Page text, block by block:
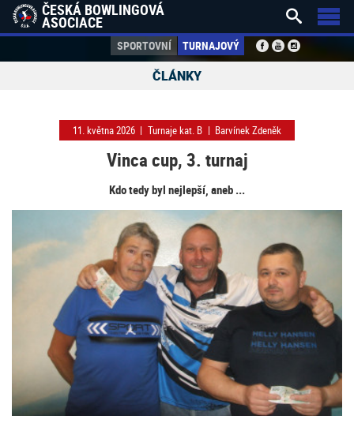
ČESKÁ BOWLINGOVÁ
ASOCIACE
SPORTOVNÍ TURNAJOVÝ
 
ČLÁNKY
11. května 2026 | Turnaje kat. B | Barvínek Zdeněk
Vinca cup, 3. turnaj
Kdo tedy byl nejlepší, aneb ...